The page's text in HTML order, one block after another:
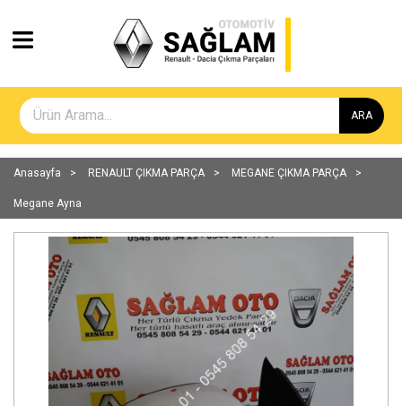
ARA
Anasayfa RENAULT ÇIKMA PARÇA MEGANE ÇIKMA PARÇA
Megane Ayna